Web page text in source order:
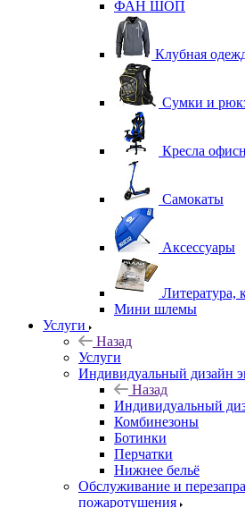
ФАН ШОП
Клубная
Сумки и
Кресла
Самокаты
Аксессуары
Литература,
Мини шлемы
Услуги
Назад
Услуги
Индивидуальный дизайн
Назад
Индивидуальный
Комбинезоны
Ботинки
Перчатки
Нижнее бельё
Обслуживание и
пожаротушения